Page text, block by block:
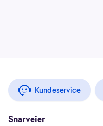
Kundeservice
Snarveier